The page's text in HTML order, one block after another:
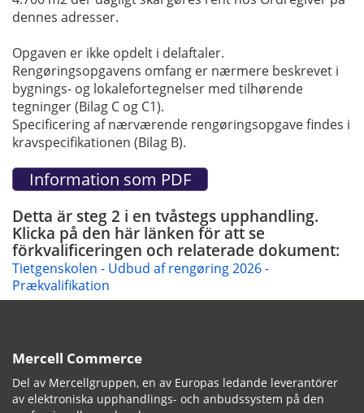
dennes adresser.
Opgaven er ikke opdelt i delaftaler.
Rengøringsopgavens omfang er nærmere beskrevet i
bygnings- og lokalefortegnelser med tilhørende
tegninger (Bilag C og C1).
Specificering af nærværende rengøringsopgave findes i
kravspecifikationen (Bilag B).
Detta är steg 2 i en tvåstegs upphandling.
Klicka på den här länken för att se
förkvalificeringen och relaterade dokument:
Tietgenskolen - Udbud af rengøring 2026 -
Prækvalifikation
Mercell Commerce
Del av Mercellgruppen, en av Europas ledande leverantörer
av elektroniska upphandlings- och anbudssystem på den